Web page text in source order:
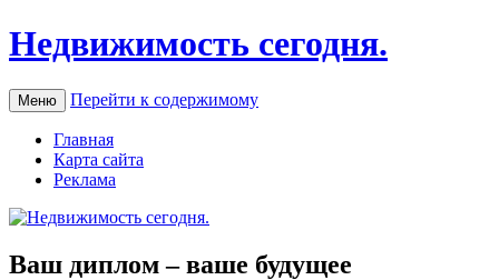
Недвижимость сегодня.
Меню Перейти к содержимому
Главная
Карта сайта
Реклама
Ваш диплом – ваше будущее